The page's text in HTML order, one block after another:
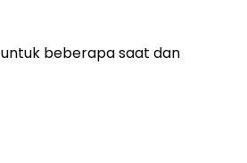
beberapa saat dan